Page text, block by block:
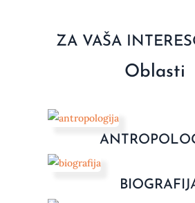
ZA VAŠA
Oblasti